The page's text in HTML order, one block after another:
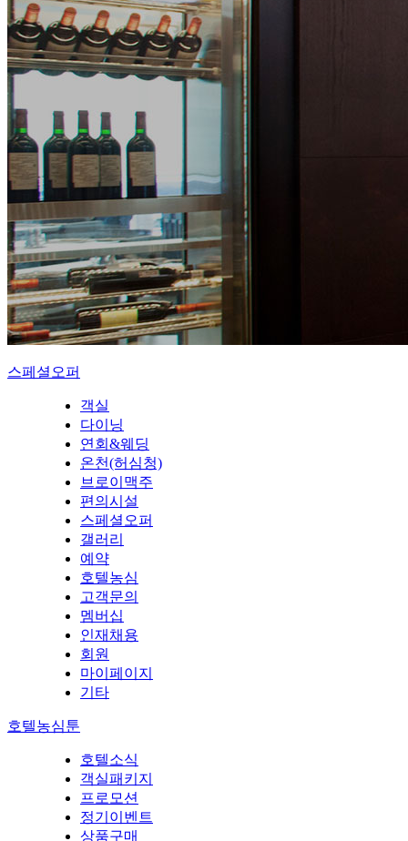
스페셜오퍼
객실
다이닝
연회&웨딩
온천(허심청)
브로이맥주
편의시설
스페셜오퍼
갤러리
예약
호텔농심
고객문의
멤버십
인재채용
회원
마이페이지
기타
호텔농심툰
호텔소식
객실패키지
프로모션
정기이벤트
상품구매